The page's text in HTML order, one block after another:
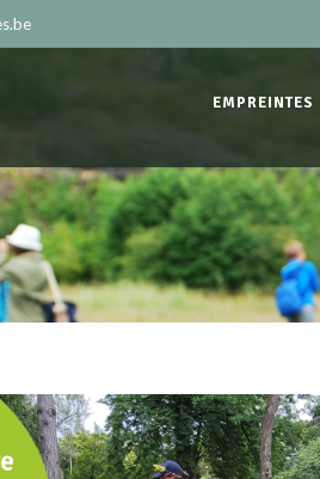
EMPREINTES